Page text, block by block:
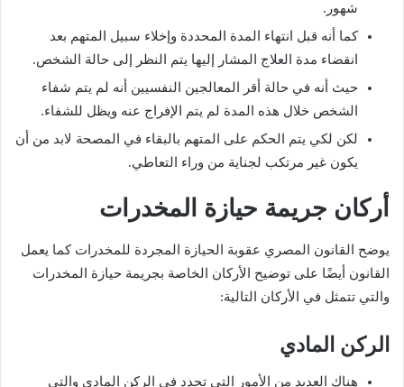
شهور.
كما أنه قبل انتهاء المدة المحددة وإخلاء سبيل المتهم بعد
انقضاء مدة العلاج المشار إليها يتم النظر إلى حالة الشخص.
حيث أنه في حالة أقر المعالجين النفسيين أنه لم يتم شفاء
الشخص خلال هذه المدة لم يتم الإفراج عنه ويظل للشفاء.
لكن لكي يتم الحكم على المتهم بالبقاء في المصحة لابد من أن
يكون غير مرتكب لجناية من وراء التعاطي.
أركان جريمة حيازة المخدرات
يوضح القانون المصري عقوبة الحيازة المجردة للمخدرات كما يعمل
القانون أيضًا على توضيح الأركان الخاصة بجريمة حيازة المخدرات
والتي تتمثل في الأركان التالية:
الركن المادي
هناك العديد من الأمور التي تحدد في الركن المادي والتي